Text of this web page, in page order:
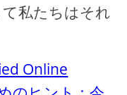
私たちはそれ
Online